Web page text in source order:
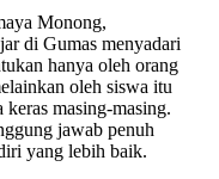
Monong,
di Gumas menyadari
hanya oleh orang
oleh siswa itu
masing-masing.
jawab penuh
yang lebih baik.